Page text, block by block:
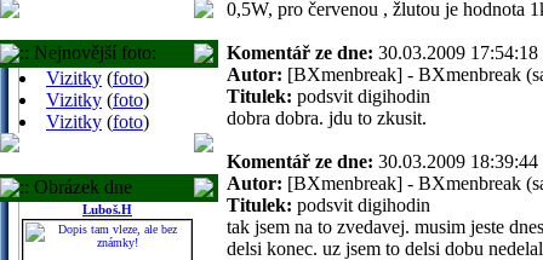
:: Nejnovější foto:
Vizitky (foto)
Vizitky (foto)
Vizitky (foto)
:: Obrázek dne
Luboš.H
0,5W, pro červenou , žlutou je hodnota
Komentář ze dne: 30.03.2009
Autor: [BXmenbreak] - BXmenbreak
Titulek: podsvit digihodin
dobra dobra. jdu to zkusit.
Komentář ze dne: 30.03.2009
Autor: [BXmenbreak] - BXmenbreak
Titulek: podsvit digihodin
tak jsem na to zvedavej. musim jeste
delsi konec. uz jsem to delsi dobu